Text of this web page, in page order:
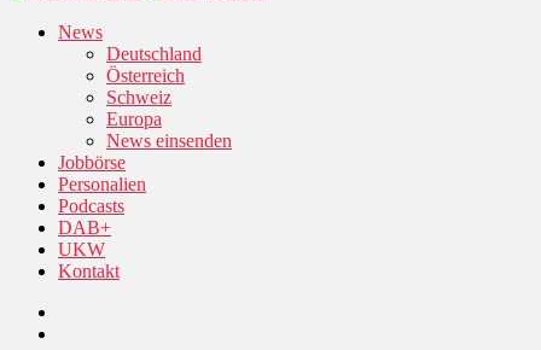
News
Deutschland
Österreich
Schweiz
Europa
News einsenden
Jobbörse
Personalien
Podcasts
DAB+
UKW
Kontakt